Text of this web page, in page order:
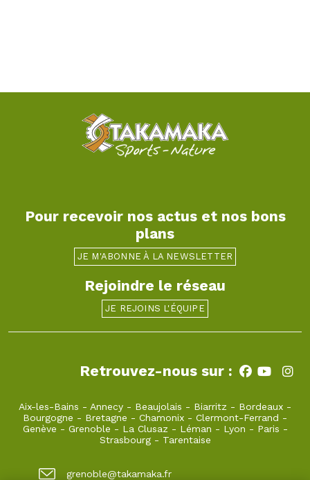
Pour recevoir nos actus et nos bons
plans
JE M'ABONNE À LA NEWSLETTER
Rejoindre le réseau
JE REJOINS L'ÉQUIPE
Retrouvez-nous sur :
Aix-les-Bains - Annecy - Beaujolais - Biarritz - Bordeaux -
Bourgogne - Bretagne - Chamonix - Clermont-Ferrand -
Genève - Grenoble - La Clusaz - Léman - Lyon - Paris -
Strasbourg- Tarentaise
grenoble@takamaka.fr